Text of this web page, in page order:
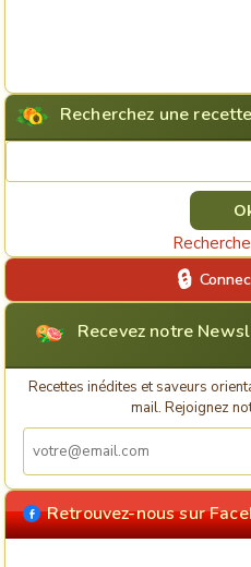
Recherchez une recette
Recevez notre
Recettes inédites et saveurs
mail. Rejoignez
Retrouvez-nous sur